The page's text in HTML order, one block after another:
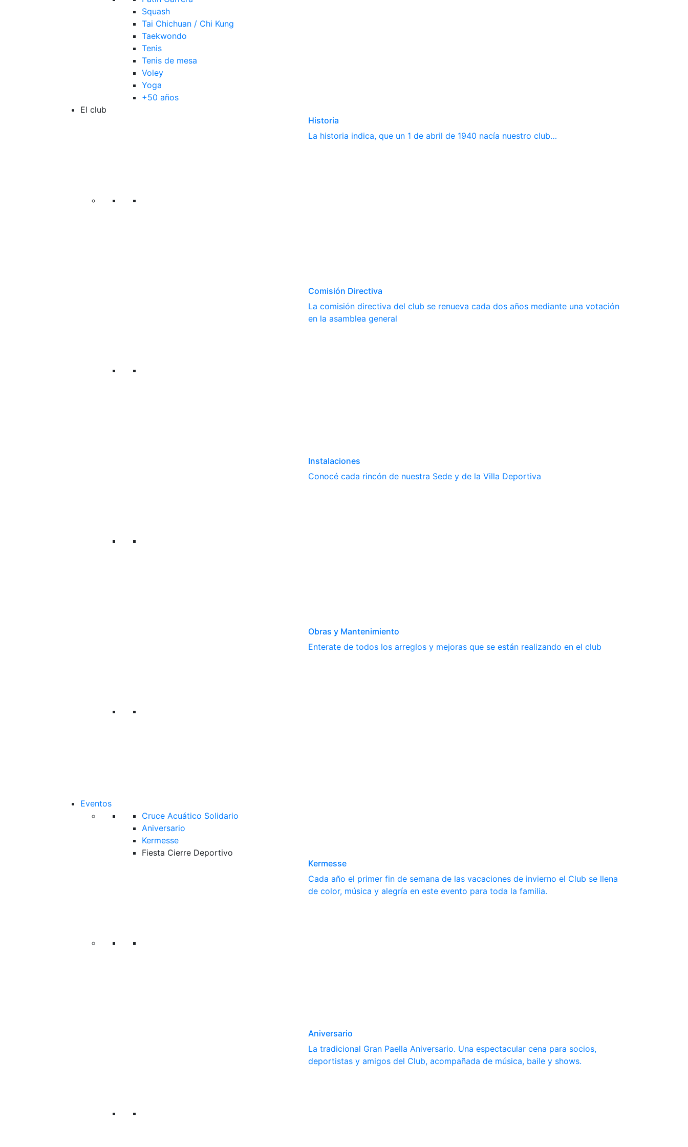
Squash
Tai Chichuan / Chi Kung
Taekwondo
Tenis
Tenis de mesa
Voley
Yoga
+50 años
El club
Historia
La historia indica, que un 1 de abril de 1940 nacía nuestro club…
Comisión Directiva
La comisión directiva del club se renueva cada dos años mediante una votación
en la asamblea general
Instalaciones
Conocé cada rincón de nuestra Sede y de la Villa Deportiva
Obras y Mantenimiento
Enterate de todos los arreglos y mejoras que se están realizando en el club
Eventos
Cruce Acuático Solidario
Aniversario
Kermesse
Fiesta Cierre Deportivo
Kermesse
Cada año el primer fin de semana de las vacaciones de invierno el Club se llena
de color, música y alegría en este evento para toda la familia.
Aniversario
La tradicional Gran Paella Aniversario. Una espectacular cena para socios,
deportistas y amigos del Club, acompañada de música, baile y shows.